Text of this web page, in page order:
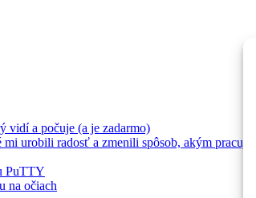
vidí a počuje (a je zadarmo)
urobili radosť a zmenili spôsob, akým pracujem
PuTTY
na očiach